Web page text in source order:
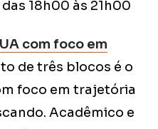
18h00 às 21h00
com foco em
de três blocos é o
foco em trajetória
Acadêmico e